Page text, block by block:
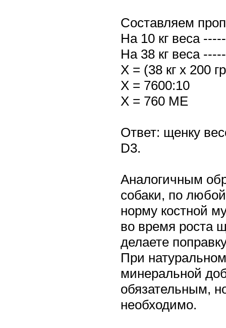
Составляем
На 10 кг веса
На 38 кг веса
Х = (38 кг х 200
Х = 7600:10
Х = 760 МЕ
Ответ: щенку
D3.
Аналогичным
собаки, по
норму костной
во время роста
делаете
При
минеральной
обязательным,
необходимо.